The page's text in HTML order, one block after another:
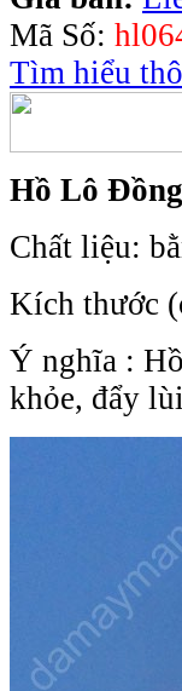
Mã Số:
Tìm hiểu
Hồ Lô
Chất liệu:
Kích thước
Ý nghĩa :
khỏe, đẩy